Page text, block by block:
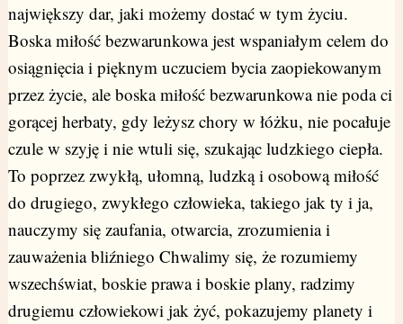
największy dar, jaki możemy dostać w tym życiu.
Boska miłość bezwarunkowa jest wspaniałym celem do
osiągnięcia i pięknym uczuciem bycia zaopiekowanym
przez życie, ale boska miłość bezwarunkowa nie poda ci
gorącej herbaty, gdy leżysz chory w łóżku, nie pocałuje
czule w szyję i nie wtuli się, szukając ludzkiego ciepła.
To poprzez zwykłą, ułomną, ludzką i osobową miłość
do drugiego, zwykłego człowieka, takiego jak ty i ja,
nauczymy się zaufania, otwarcia, zrozumienia i
zauważenia bliźniego Chwalimy się, że rozumiemy
wszechświat, boskie prawa i boskie plany, radzimy
drugiemu człowiekowi jak żyć, pokazujemy planety i